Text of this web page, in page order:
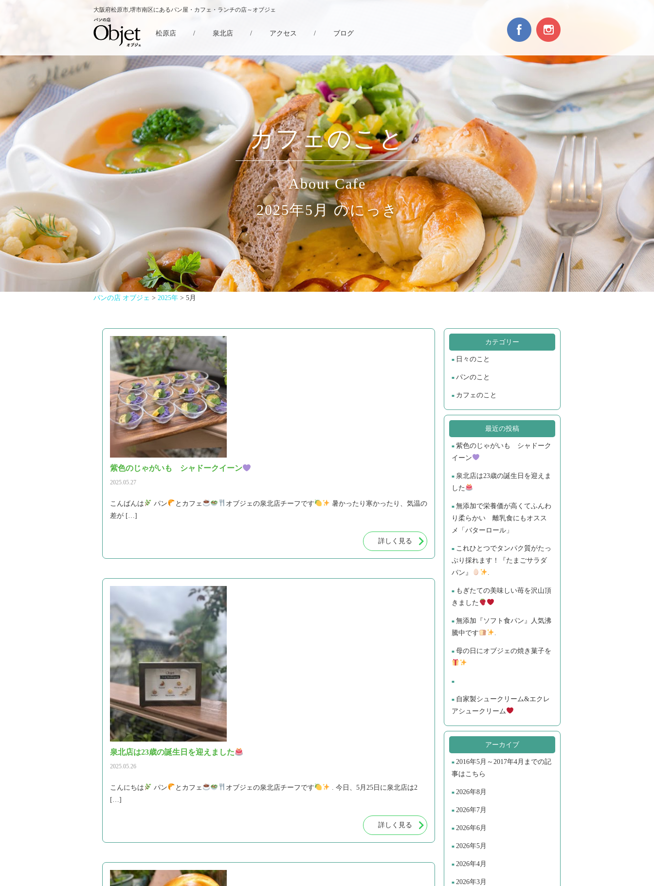
大阪府松原市,堺市南区にあるパン屋・カフェ・ランチの店～オブジェ
松原店 / 泉北店 / アクセス / ブログ
カフェのこと
About Cafe
2025年5月 のにっき
パンの店 オブジェ > 2025年 > 5月
紫色のじゃがいも シャドークイーン
2025.05.27
こんばんは パン とカフェ オブジェの泉北店チーフです
暑かったり寒かったり、気温の
差が […]
詳しく見る
泉北店は23歳の誕生日を迎えました
2025.05.26
こんにちは パン とカフェ オブジェの泉北店チーフです
. 今日、5月25日に泉北店は2
[…]
詳しく見る
カテゴリー
日々のこと
パンのこと
カフェのこと
最近の投稿
紫色のじゃがいも シャドーク
イーン
泉北店は23歳の誕生日を迎えま
した
無添加で栄養価が高くてふんわ
り柔らかい 離乳食にもオスス
メ「バターロール」
これひとつでタンパク質がたっ
ぷり採れます！『たまごサラダ
パン』
.
もぎたての美味しい苺を沢山頂
きました
無添加『ソフト食パン』人気沸
騰中です
.
母の日にオブジェの焼き菓子を
自家製シュークリーム&エクレ
アシュークリーム
アーカイブ
2016年5月～2017年4月までの記
事はこちら
2026年8月
2026年7月
2026年6月
2026年5月
2026年4月
2026年3月